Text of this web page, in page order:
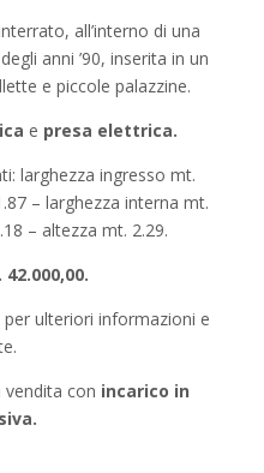
all’interno di una
anni ’90, inserita in un
e piccole palazzine.
e presa elettrica.
larghezza ingresso mt.
– larghezza interna mt.
– altezza mt. 2.29.
ulteriori informazioni e
vendita con incarico in